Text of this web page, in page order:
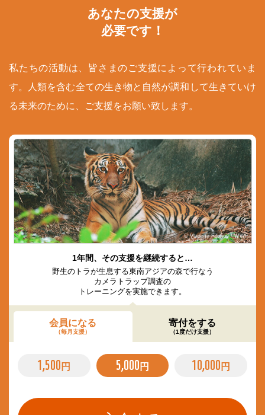
あなたの支援が
必要です！
私たちの活動は、皆さまのご支援によって行われていま
す。人類を含む全ての生き物と自然が調和して生きていけ
る未来のために、ご支援をお願い致します。
© Vladimir Filonov / WWF
1年間、その支援を継続すると…
野生のトラが生息する東南アジアの森で行なう
カメラトラップ調査の
トレーニングを実施できます。
会員になる
（毎月支援）
寄付をする
（1度だけ支援）
1,500 円 5,000 円 10,000 円